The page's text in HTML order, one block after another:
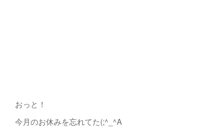
おっと！
今月のお休みを忘れてた(;^_^A